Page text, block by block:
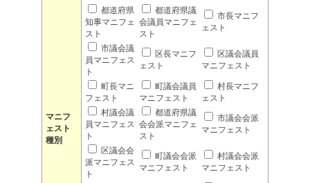
マニフ
ェスト
種別
都道府県
知事マニフェ
スト
都道府県議
会議員マニフェ
スト
市長マニフ
ェスト
市議会議
員マニフェス
ト
区長マニフ
ェスト
区議会議員
マニフェスト
町長マニ
フェスト
町議会議員
マニフェスト
村長マニフ
ェスト
村議会議
員マニフェス
ト
都道府県議
会会派マニフェ
スト
市議会会派
マニフェスト
区議会会
派マニフェス
ト
町議会会派
マニフェスト
村議会会派
マニフェスト